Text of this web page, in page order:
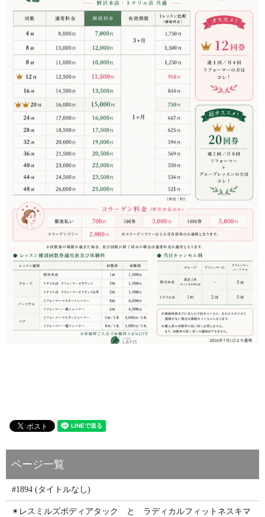
#1894 (タイトルなし)
✴レスミルズボディアタック と ラディカルフィットネスキマ